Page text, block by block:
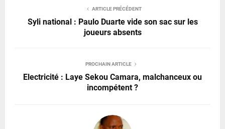
ARTICLE PRÉCÉDENT
Syli national : Paulo Duarte vide son sac sur les
joueurs absents
PROCHAIN ARTICLE
Electricité : Laye Sekou Camara, malchanceux ou
incompétent ?